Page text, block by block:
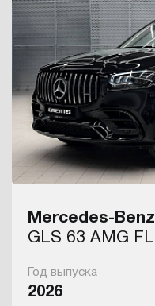
Mercedes-Benz
GLS 63 AMG FL
Год выпуска
2026